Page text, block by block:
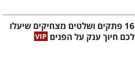
16 פתקים ושלטים מצחיקים שיעלו
לכם חיוך ענק על הפנים